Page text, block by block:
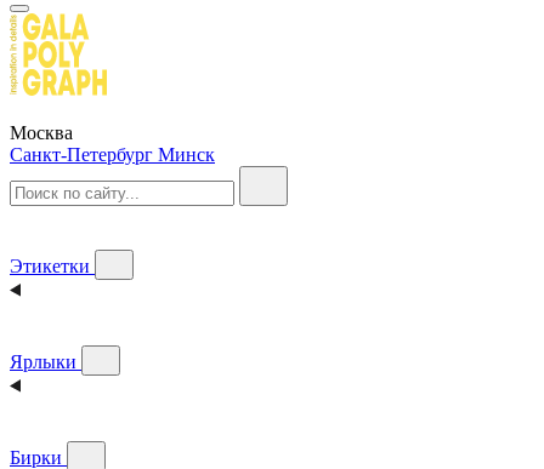
Москва
Санкт-Петербург Минск
Этикетки
Ярлыки
Бирки